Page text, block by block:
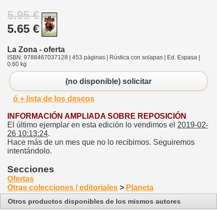
5.95 €
5.65 €
La Zona - oferta
ISBN: 9788467037128 | 453 páginas | Rústica con solapas | Ed. Espasa |
0.60 kg
(no disponible) solicitar
ó + lista de los deseos
INFORMACIÓN AMPLIADA SOBRE REPOSICIÓN
El último ejemplar en esta edición lo vendimos el 2019-02-
26 10:13:24.
Hace más de un mes que no lo recibimos. Seguiremos
intentándolo.
Secciones
Ofertas
Otras colecciones / editoriales > Planeta
Otros productos disponibles de los mismos autores